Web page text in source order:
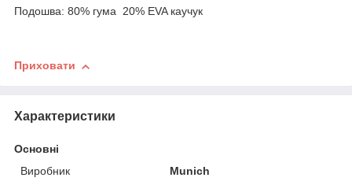
Подошва: 80% гума 20% EVA каучук
Приховати
Характеристики
Основні
Виробник
Munich